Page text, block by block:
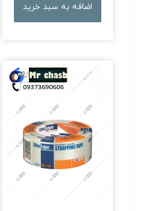
اضافه به سبد خرید